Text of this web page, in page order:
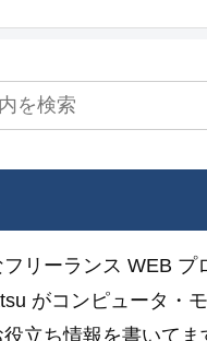
フリーランス WEB プ
がコンピュータ・
立ち情報を書いてま